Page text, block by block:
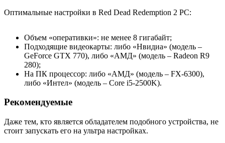
Оптимальные настройки в Red Dead Redemption 2 PC:
Объем «оперативки»: не менее 8 гигабайт;
Подходящие видеокарты: либо «Нвидиа» (модель –
GeForce GTX 770), либо «АМД» (модель – Radeon R9
280);
На ПК процессор: либо «АМД» (модель – FX-6300),
либо «Интел» (модель – Core i5-2500K).
Рекомендуемые
Даже тем, кто является обладателем подобного устройства, не
стоит запускать его на ультра настройках.